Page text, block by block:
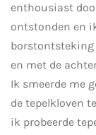
enthousiast
ontstonden en
borstontsteking
en met de
Ik smeerde me
de tepelkloven
ik probeerde